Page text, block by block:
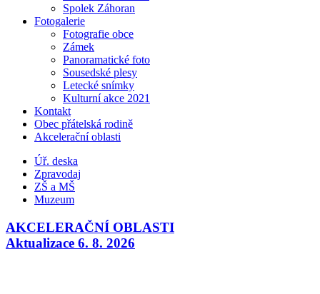
Spolek Záhoran
Fotogalerie
Fotografie obce
Zámek
Panoramatické foto
Sousedské plesy
Letecké snímky
Kulturní akce 2021
Kontakt
Obec přátelská rodině
Akcelerační oblasti
Úř. deska
Zpravodaj
ZŠ a MŠ
Muzeum
AKCELERAČNÍ OBLASTI
Aktualizace 6. 8. 2026